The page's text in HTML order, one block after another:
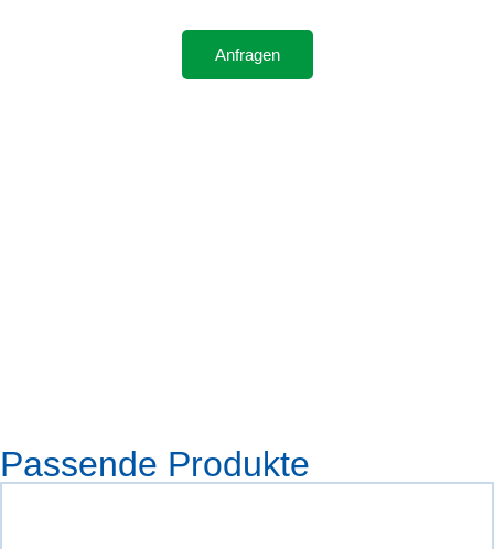
Anfragen
Passende Produkte